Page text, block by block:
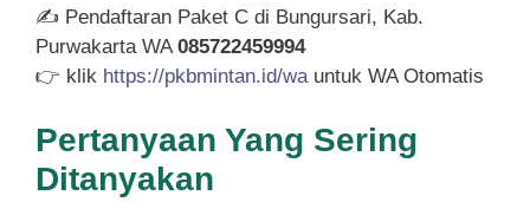
✍ Pendaftaran Paket C di Bungursari, Kab.
Purwakarta WA 085722459994
👉 klik https://pkbmintan.id/wa untuk WA Otomatis
Pertanyaan Yang Sering
Ditanyakan